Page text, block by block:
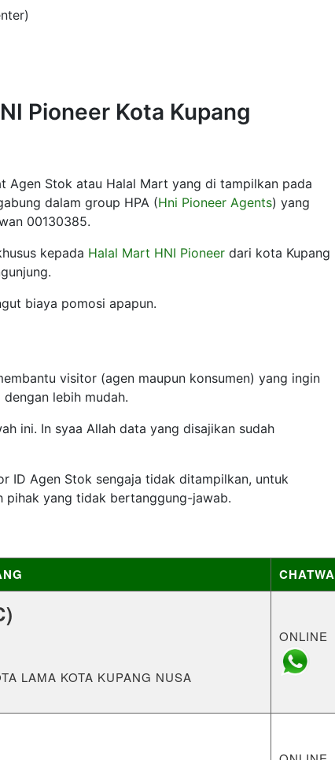
Pioneer Kota Kupang
Agen Stok atau Halal Mart yang di tampilkan pada
dalam group HPA (Hni Pioneer Agents) yang
00130385.
kepada Halal Mart HNI Pioneer dari kota Kupang
biaya pomosi apapun.
visitor (agen maupun konsumen) yang ingin
lebih mudah.
ini. In syaa Allah data yang disajikan sudah
ID Agen Stok sengaja tidak ditampilkan, untuk
pihak yang tidak bertanggung-jawab.
CHATWA
LAMA KOTA KUPANG NUSA
ONLINE